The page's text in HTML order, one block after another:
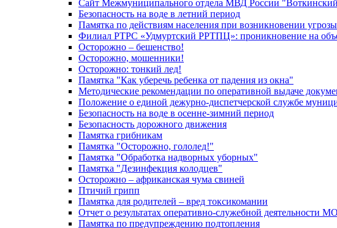
Сайт Межмуниципального отдела МВД России
Безопасность на воде в летний период
Памятка по действиям населения при возникновении
Филиал РТРС «Удмуртский РРТПЦ»: проникновение на
Осторожно – бешенство!
Осторожно, мошенники!
Осторожно: тонкий лед!
Памятка "Как уберечь ребенка от падения из окна"
Методические рекомендации по оперативной выдаче
Положение о единой дежурно-диспетчерской службе
Безопасность на воде в осенне-зимний период
Безопасность дорожного движения
Памятка грибникам
Памятка "Осторожно, гололед!"
Памятка "Обработка надворных уборных"
Памятка "Дезинфекция колодцев"
Осторожно – африканская чума свиней
Птичий грипп
Памятка для родителей – вред токсикомании
Отчет о результатах оперативно-служебной деятельности
Памятка по предупреждению подтопления